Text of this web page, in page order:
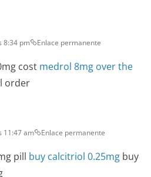
8:34 pm Enlace permanente
cost medrol 8mg over the
order
11:47 am Enlace permanente
pill buy calcitriol 0.25mg buy